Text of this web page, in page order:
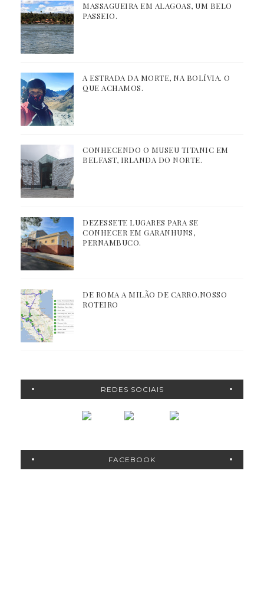
MASSAGUEIRA EM ALAGOAS, UM BELO
PASSEIO.
A ESTRADA DA MORTE, NA BOLÍVIA. O
QUE ACHAMOS.
CONHECENDO O MUSEU TITANIC EM
BELFAST, IRLANDA DO NORTE.
DEZESSETE LUGARES PARA SE
CONHECER EM GARANHUNS,
PERNAMBUCO.
DE ROMA A MILÃO DE CARRO.NOSSO
ROTEIRO
REDES SOCIAIS
FACEBOOK